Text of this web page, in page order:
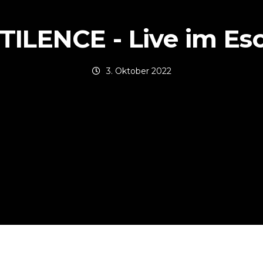
- Live im
3. Oktober 2022